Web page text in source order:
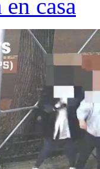
casa